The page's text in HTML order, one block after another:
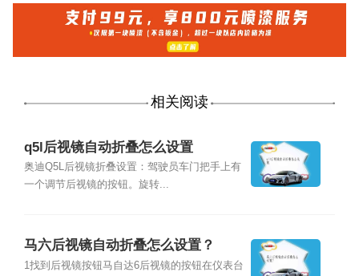
相关阅读
q5l后视镜自动折叠怎么设置
奥迪Q5L后视镜折叠设置：驾驶员车门把手上有
一个调节后视镜的按钮。旋转...
马六后视镜自动折叠怎么设置？
1找到后视镜按钮马自达6后视镜的按钮在仪表台